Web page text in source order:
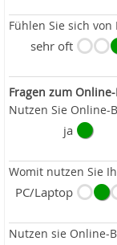
Fühlen Sie sich
sehr oft
Fragen zum
Nutzen Sie Online-
ja
Womit nutzen Sie
PC/Laptop
Nutzen sie Online-